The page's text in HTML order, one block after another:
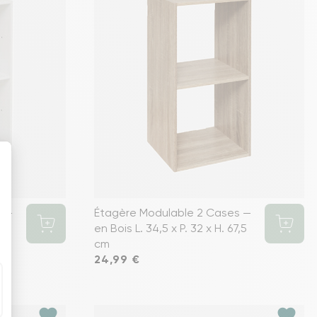
—
Étagère Modulable 2 Cases —
en Bois L. 34,5 x P. 32 x H. 67,5
cm
Prix
24,99 €